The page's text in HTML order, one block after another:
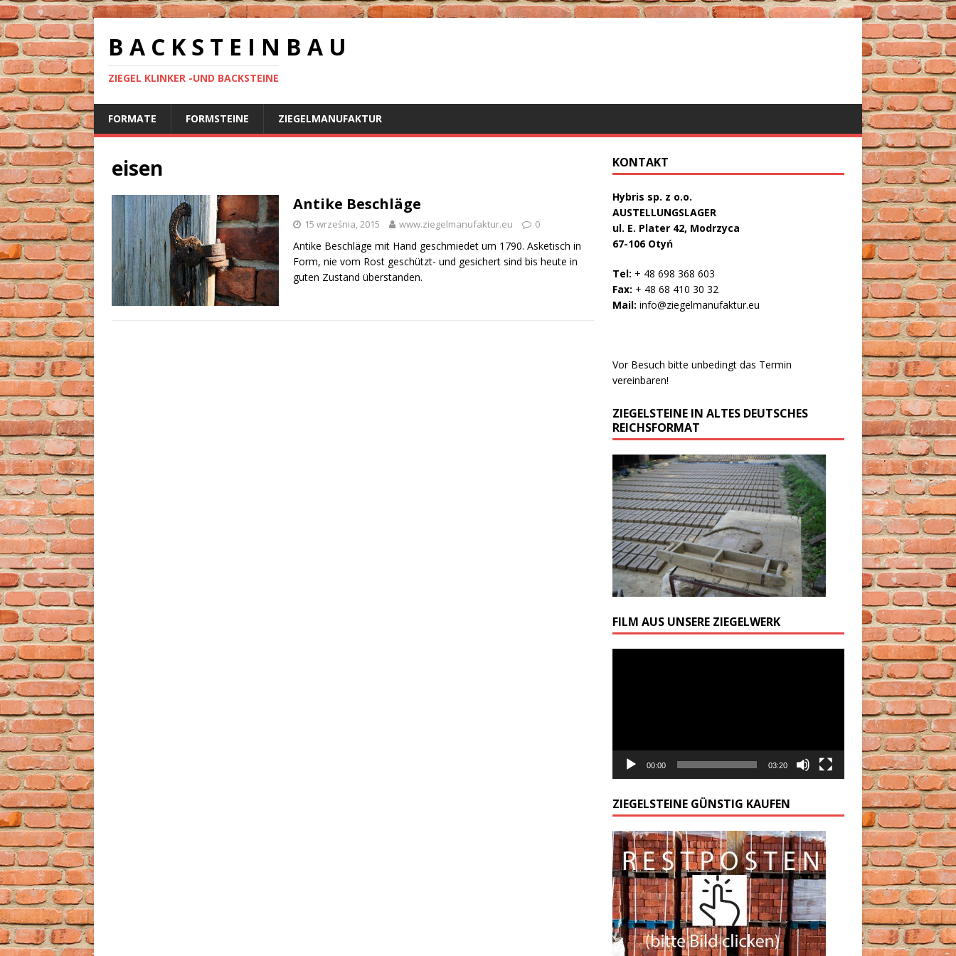
B A C K S T E I N B A U
ZIEGEL KLINKER -UND BACKSTEINE
FORMATE FORMSTEINE ZIEGELMANUFAKTUR
eisen
Antike Beschläge
15 września, 2015 www.ziegelmanufaktur.eu 0
Antike Beschläge mit Hand geschmiedet um 1790. Asketisch in
Form, nie vom Rost geschützt- und gesichert sind bis heute in
guten Zustand überstanden.
KONTAKT
Hybris sp. z o.o.
AUSTELLUNGSLAGER
ul. E. Plater 42, Modrzyca
67-106 Otyń
Tel: + 48 698 368 603
Fax: + 48 68 410 30 32
Mail: info@ziegelmanufaktur.eu
Vor Besuch bitte unbedingt das Termin
vereinbaren!
ZIEGELSTEINE IN ALTES DEUTSCHES
REICHSFORMAT
FILM AUS UNSERE ZIEGELWERK
00:00 03:20
ZIEGELSTEINE GÜNSTIG KAUFEN